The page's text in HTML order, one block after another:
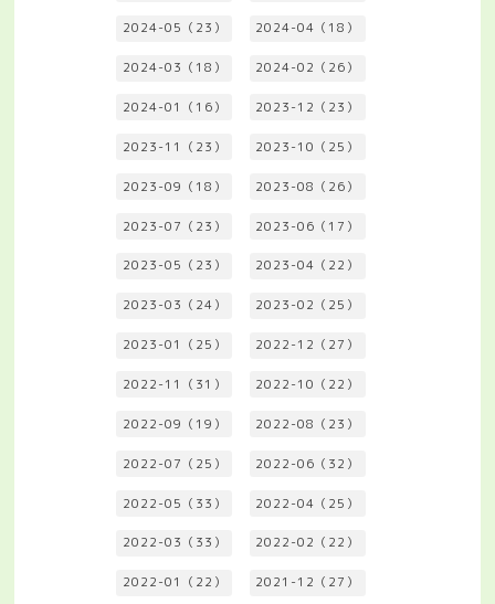
2024-05（23） 2024-04（18）
2024-03（18） 2024-02（26）
2024-01（16） 2023-12（23）
2023-11（23） 2023-10（25）
2023-09（18） 2023-08（26）
2023-07（23） 2023-06（17）
2023-05（23） 2023-04（22）
2023-03（24） 2023-02（25）
2023-01（25） 2022-12（27）
2022-11（31） 2022-10（22）
2022-09（19） 2022-08（23）
2022-07（25） 2022-06（32）
2022-05（33） 2022-04（25）
2022-03（33） 2022-02（22）
2022-01（22） 2021-12（27）